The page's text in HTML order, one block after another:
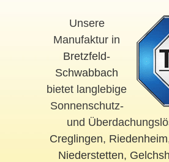
Unsere
Manufaktur in
Bretzfeld-
Schwabbach
bietet langlebige
Sonnenschutz-
und
Creglingen, Riedenheim
Niederstetten,